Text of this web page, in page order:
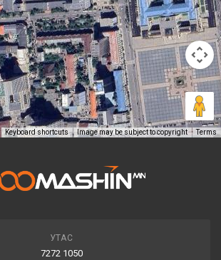
Keyboard shortcuts Image may be subject to copyright Terms
УТАС
7272 1050